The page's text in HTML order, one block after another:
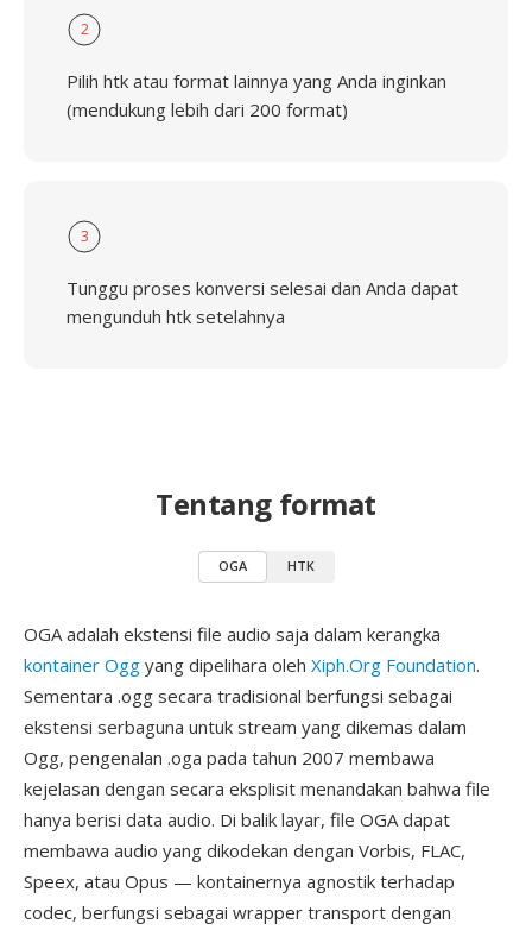
2
Pilih htk atau format lainnya yang Anda inginkan
(mendukung lebih dari 200 format)
3
Tunggu proses konversi selesai dan Anda dapat
mengunduh htk setelahnya
Tentang format
OGA HTK
OGA adalah ekstensi file audio saja dalam kerangka
kontainer Ogg yang dipelihara oleh Xiph.Org Foundation.
Sementara .ogg secara tradisional berfungsi sebagai
ekstensi serbaguna untuk stream yang dikemas dalam
Ogg, pengenalan .oga pada tahun 2007 membawa
kejelasan dengan secara eksplisit menandakan bahwa file
hanya berisi data audio. Di balik layar, file OGA dapat
membawa audio yang dikodekan dengan Vorbis, FLAC,
Speex, atau Opus — kontainernya agnostik terhadap
codec, berfungsi sebagai wrapper transport dengan